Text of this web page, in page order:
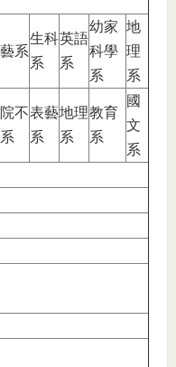
系
生科
系
英語
系
幼家
科學
系
地
理
系
不表藝
系
地理
系
教育
系
國
文
系